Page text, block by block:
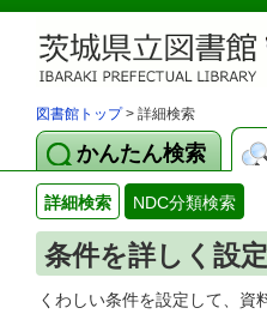
図書館トップ> 詳細検索
かんたん検索
詳細検索 NDC分類検索
条件を詳しく設
くわしい条件を設定して、資